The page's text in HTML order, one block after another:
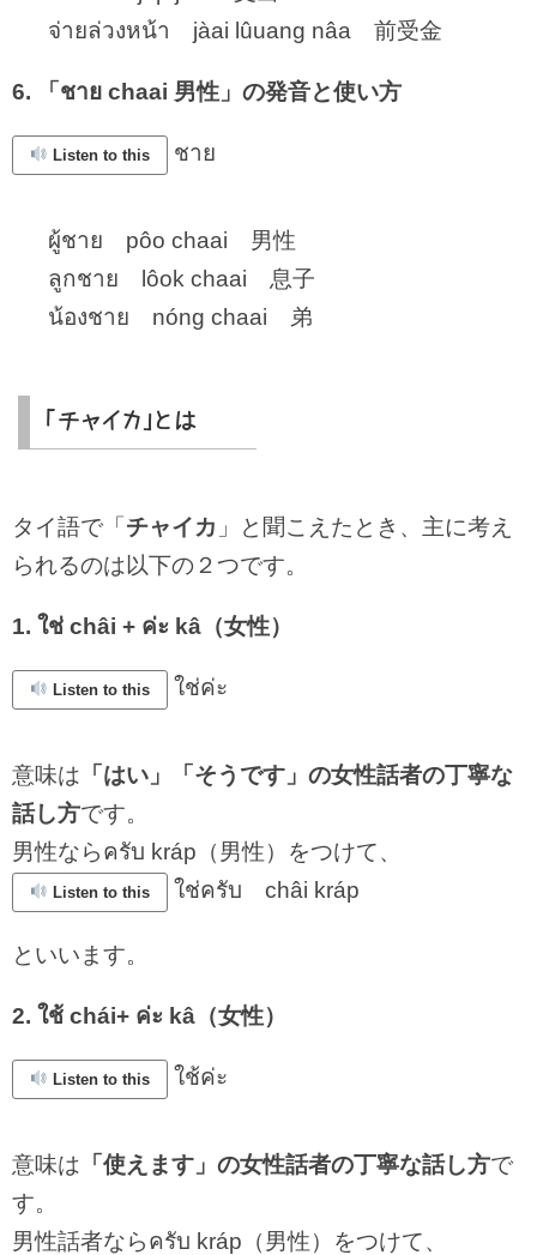
จ่ายล่วงหน้า jàai lûuang nâa 前受金
6. 「ชาย chaai 男性」の発音と使い方
Listen to this ชาย
ผู้ชาย pôo chaai 男性
ลูกชาย lôok chaai 息子
น้องชาย nóng chaai 弟
「チャイカ」とは
タイ語で「 チャイカ 」と聞こえたとき、主に考え
られるのは以下の２つです。
1. ใช่ châi + ค่ะ kâ（女性）
Listen to this ใช่ค่ะ
意味は 「はい」「そうです」の女性話者の丁寧な
話し方です。
男性ならครับ kráp（男性）をつけて、
Listen to this ใช่ครับ châi kráp
といいます。
2. ใช้ chái+ ค่ะ kâ（女性）
Listen to this ใช้ค่ะ
意味は 「使えます」の女性話者の丁寧な話し方で
す。
男性話者ならครับ kráp（男性）をつけて、